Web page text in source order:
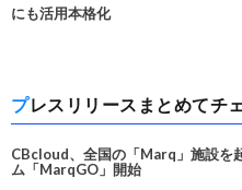
にも活用本格化
プレスリリースまとめてチ
CBcloud、全国の「Marq」施設を
ム「MarqGO」開始